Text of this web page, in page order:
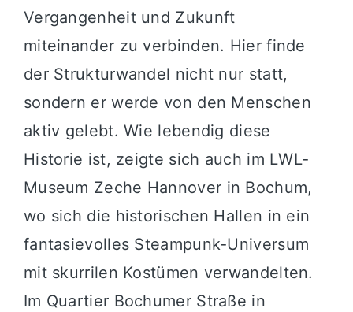
Vergangenheit und Zukunft
miteinander zu verbinden. Hier finde
der Strukturwandel nicht nur statt,
sondern er werde von den Menschen
aktiv gelebt. Wie lebendig diese
Historie ist, zeigte sich auch im LWL-
Museum Zeche Hannover in Bochum,
wo sich die historischen Hallen in ein
fantasievolles Steampunk-Universum
mit skurrilen Kostümen verwandelten.
Im Quartier Bochumer Straße in